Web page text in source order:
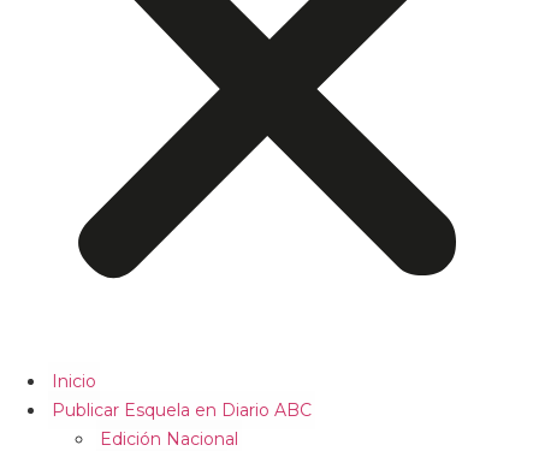
Inicio
Publicar Esquela en Diario ABC
Edición Nacional